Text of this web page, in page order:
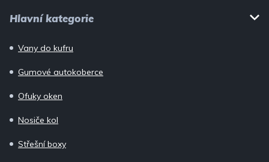
Hlavní kategorie
Vany do kufru
Gumové autokoberce
Ofuky oken
Nosiče kol
Střešní boxy